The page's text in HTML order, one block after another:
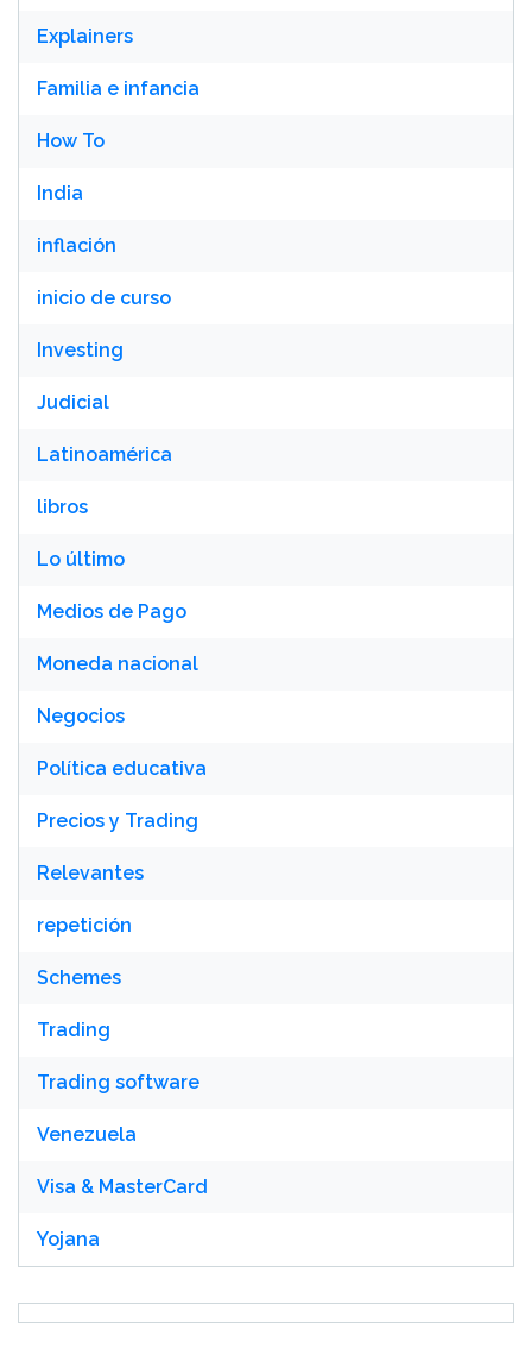
Explainers
Familia e infancia
How To
India
inflación
inicio de curso
Investing
Judicial
Latinoamérica
libros
Lo último
Medios de Pago
Moneda nacional
Negocios
Política educativa
Precios y Trading
Relevantes
repetición
Schemes
Trading
Trading software
Venezuela
Visa & MasterCard
Yojana